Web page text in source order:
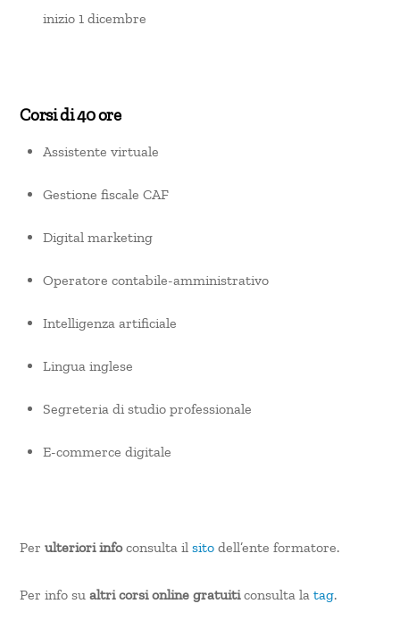
inizio 1 dicembre
Corsi di 40 ore
Assistente virtuale
Gestione fiscale CAF
Digital marketing
Operatore contabile-amministrativo
Intelligenza artificiale
Lingua inglese
Segreteria di studio professionale
E-commerce digitale
Perulteriori infoconsulta ilsito dell’ente formatore.
Per info sualtri corsi online gratuiticonsulta latag.